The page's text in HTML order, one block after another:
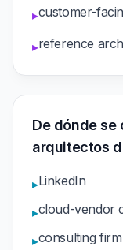
▸customer-
▸reference
De dónde se
arquitectos
▸LinkedIn
▸cloud-vendor
▸consulting